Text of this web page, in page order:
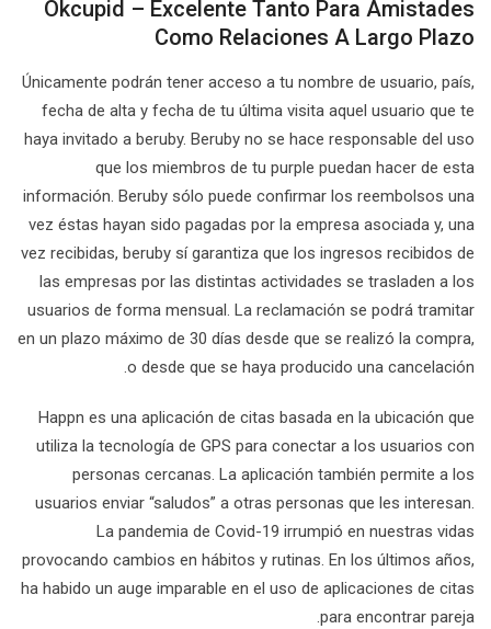
Okcupid – Excelente Tanto Para Amistades
Como Relaciones A Largo Plazo
Únicamente podrán tener acceso a tu nombre de usuario, país,
fecha de alta y fecha de tu última visita aquel usuario que te
haya invitado a beruby. Beruby no se hace responsable del uso
que los miembros de tu purple puedan hacer de esta
información. Beruby sólo puede confirmar los reembolsos una
vez éstas hayan sido pagadas por la empresa asociada y, una
vez recibidas, beruby sí garantiza que los ingresos recibidos de
las empresas por las distintas actividades se trasladen a los
usuarios de forma mensual. La reclamación se podrá tramitar
en un plazo máximo de 30 días desde que se realizó la compra,
o desde que se haya producido una cancelación.
Happn es una aplicación de citas basada en la ubicación que
utiliza la tecnología de GPS para conectar a los usuarios con
personas cercanas. La aplicación también permite a los
usuarios enviar “saludos” a otras personas que les interesan.
La pandemia de Covid-19 irrumpió en nuestras vidas
provocando cambios en hábitos y rutinas. En los últimos años,
ha habido un auge imparable en el uso de aplicaciones de citas
para encontrar pareja.